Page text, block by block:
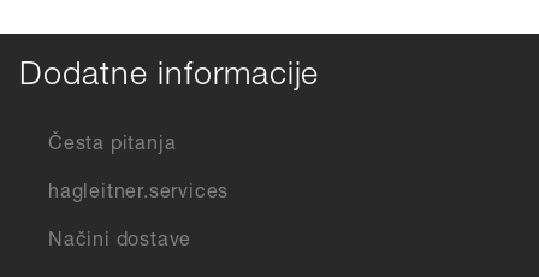
Dodatne informacije
Česta pitanja
hagleitner.services
Načini dostave